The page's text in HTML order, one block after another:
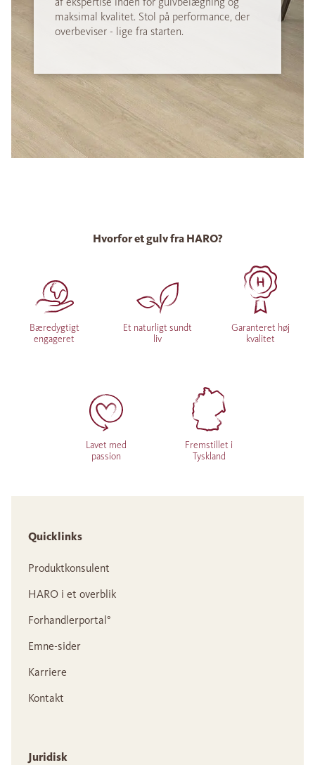
maksimal kvalitet. Stol på performance, der
overbeviser - lige fra starten.
Hvorfor et gulv fra HARO?
Bæredygtigt
engageret
Et naturligt sundt
liv
Garanteret høj
kvalitet
Lavet med
passion
Fremstillet i
Tyskland
Quicklinks
Produktkonsulent
HARO i et overblik
Forhandlerportal°
Emne-sider
Karriere
Kontakt
Juridisk